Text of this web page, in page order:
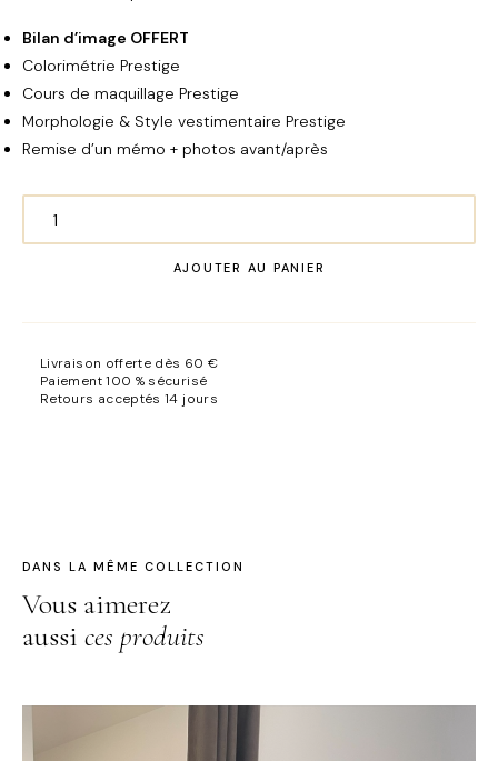
414,00 €.
399,00 €.
Bilan d’image OFFERT
Colorimétrie Prestige
Cours de maquillage Prestige
Morphologie & Style vestimentaire Prestige
Remise d’un mémo + photos avant/après
quantité
Image
AJOUTER AU PANIER
Livraison offerte dès 60 €
Paiement 100 % sécurisé
Retours acceptés 14 jours
DANS LA MÊME COLLECTION
Vous aimerez
aussi ces produits